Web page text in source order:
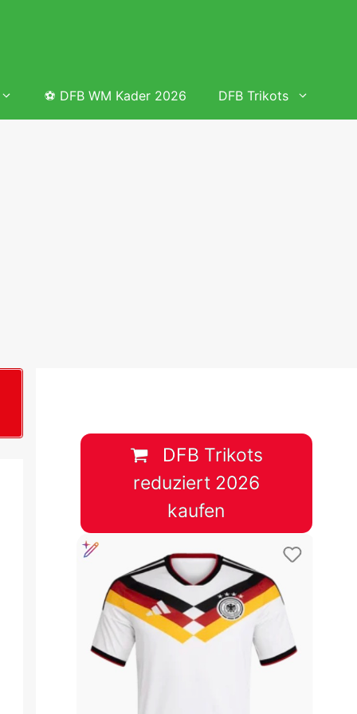
&
&
⚽ DFB WM Kader 2026 DFB Trikots
DFB Trikots
reduziert 2026
kaufen